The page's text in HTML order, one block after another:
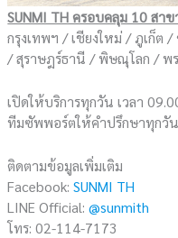
SUNMI TH ครอบคลุม 10 สา
กรุงเทพฯ / เชียงใหม่ / ภูเก็
/ สุราษฎร์ธานี / พิษณุโลก / พ
เปิดให้บริการทุกวัน เวลา
ทีมซัพพอร์ตให้คำปรึกษาทุกวั
ติดตามข้อมูลเพิ่มเติม
Facebook:SUNMI TH
LINE Official:@sunmith
โทร: 02-114-7173